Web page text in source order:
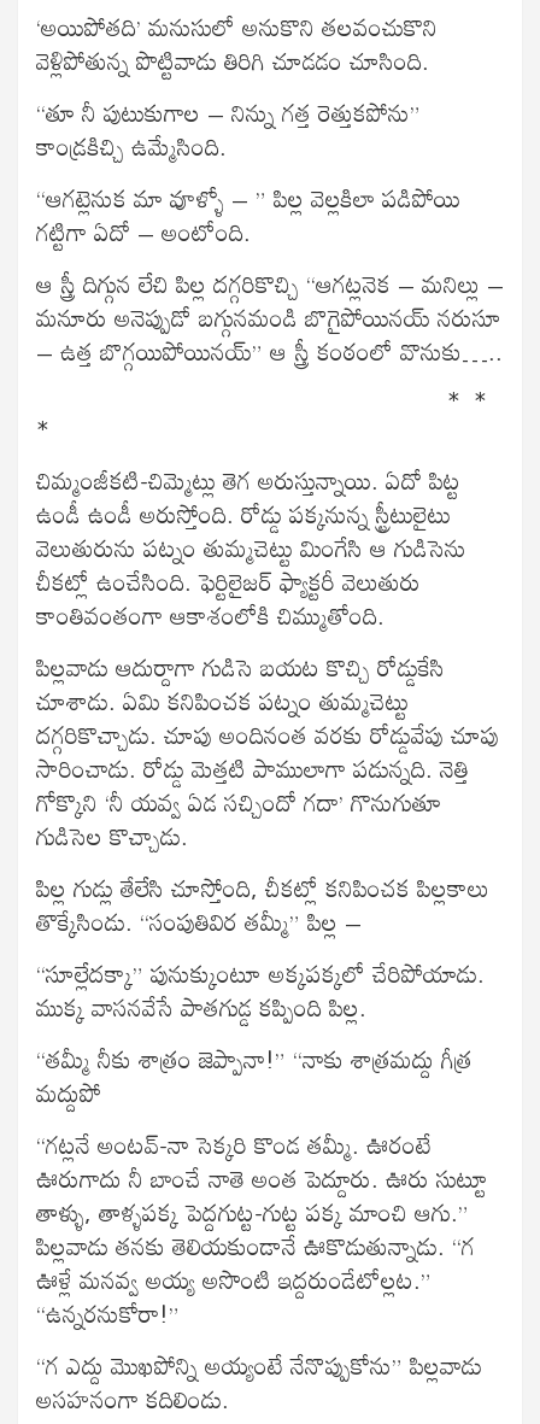
‘అయిపోతది’ మనుసులో అనుకొని తలవంచుకొని
వెళ్లిపోతున్న పొట్టివాడు తిరిగి చూడడం చూసింది.
“తూ నీ పుటుకుగాల – నిన్ను గత్త రెత్తుకపోను”
కాండ్రకిచ్చి ఉమ్మేసింది.
“ఆగట్లెనుక మా వూళ్ళో – ” పిల్ల వెల్లకిలా పడిపోయి
గట్టిగా ఏదో – అంటోంది.
ఆ స్త్రీ దిగ్గున లేచి పిల్ల దగ్గరికొచ్చి “ఆగట్లనెక – మనిల్లు –
మనూరు అనెప్పుడో బగ్గునమండి బొగైపోయినయ్ నరుసూ
– ఉత్త బొగ్గయిపోయినయ్” ఆ స్త్రీ కంఠంలో వొనుకు…..
*
చిమ్మంజీకటి-చిమ్మెట్లు తెగ అరుస్తున్నాయి. ఏదో పిట్ట
ఉండీ ఉండీ అరుస్తోంది. రోడ్డు పక్కనున్న స్ట్రీటులైటు
వెలుతురును పట్నం తుమ్మచెట్టు మింగేసి ఆ గుడిసెను
చీకట్లో ఉంచేసింది. ఫెర్టిలైజర్ ఫ్యాక్టరీ వెలుతురు
కాంతివంతంగా ఆకాశంలోకి చిమ్ముతోంది.
పిల్లవాడు ఆదుర్దాగా గుడిసె బయట కొచ్చి రోడ్డుకేసి
చూశాడు. ఏమి కనిపించక పట్నం తుమ్మచెట్టు
దగ్గరికొచ్చాడు. చూపు అందినంత వరకు రోడ్డువేపు చూపు
సారించాడు. రోడ్డు మెత్తటి పాములాగా పడున్నది. నెత్తి
గోక్కొని ‘నీ యవ్వ ఏడ సచ్చిందో గదా’ గొనుగుతూ
గుడిసెల కొచ్చాడు.
పిల్ల గుడ్లు తేలేసి చూస్తోంది, చీకట్లో కనిపించక పిల్లకాలు
తొక్కేసిండు. “సంపుతివిర తమ్మీ” పిల్ల –
“సూల్లేదక్కా” పునుక్కుంటూ అక్కపక్కలో చేరిపోయాడు.
ముక్క వాసనవేసే పాతగుడ్డ కప్పింది పిల్ల.
“తమ్మీ నీకు శాత్రం జెప్పానా!” “నాకు శాత్రమద్దు గీత్ర
మద్దుపో
“గట్లనే అంటవ్-నా సెక్కరి కొండ తమ్మీ. ఊరంటే
ఊరుగాదు నీ బాంచే నాతె అంత పెద్దూరు. ఊరు సుట్టూ
తాళ్ళు, తాళ్ళపక్క పెద్దగుట్ట-గుట్ట పక్క మాంచి ఆగు.”
పిల్లవాడు తనకు తెలియకుండానే ఊకొడుతున్నాడు. “గ
ఊళ్లే మనవ్వ అయ్య అసొంటి ఇద్దరుండేటోల్లట.”
“ఉన్నరనుకోరా!”
“గ ఎద్దు మొఖపోన్ని అయ్యంటే నేనొప్పుకోను” పిల్లవాడు
అసహనంగా కదిలిండు.